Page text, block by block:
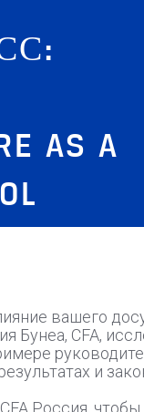
AS A
вашего
Бунеа, CFA,
и
Россия,